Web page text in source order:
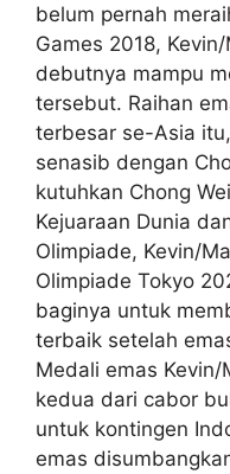
belum pernah
Games 2018,
debutnya mampu
tersebut. Raihan
terbesar se-Asia
senasib dengan
kutuhkan Chong
Kejuaraan Dunia
Olimpiade, Kevin/
Olimpiade Tokyo
baginya untuk
terbaik setelah
Medali emas
kedua dari cabor
untuk kontingen
emas